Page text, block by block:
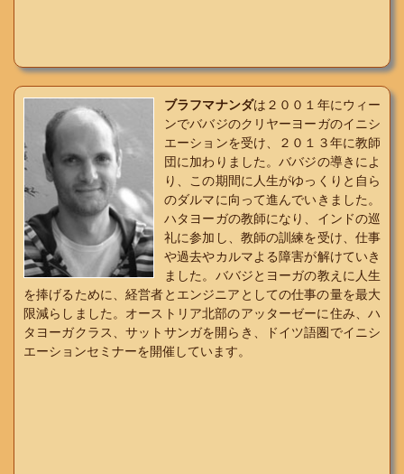
ブラフマナンダは２００１年にウィー
ンでババジのクリヤーヨーガのイニシ
エーションを受け、２０１３年に教師
団に加わりました。ババジの導きによ
り、この期間に人生がゆっくりと自ら
のダルマに向って進んでいきました。
ハタヨーガの教師になり、インドの巡
礼に参加し、教師の訓練を受け、仕事
や過去やカルマよる障害が解けていき
ました。ババジとヨーガの教えに人生
を捧げるために、経営者とエンジニアとしての仕事の量を最大
限減らしました。オーストリア北部のアッターゼーに住み、ハ
タヨーガクラス、サットサンガを開らき、ドイツ語圏でイニシ
エーションセミナーを開催しています。